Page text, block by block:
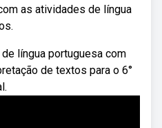
as atividades de língua
língua portuguesa com
de textos para o 6°